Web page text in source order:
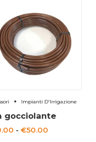
Impianti D'Irrigazione
gocciolante
- €50.00